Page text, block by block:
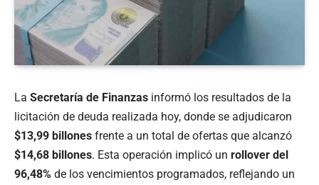
La Secretaría de Finanzas informó los resultados de la
licitación de deuda realizada hoy, donde se adjudicaron
$13,99 billones frente a un total de ofertas que alcanzó
$14,68 billones. Esta operación implicó un rollover del
96,48% de los vencimientos programados, reflejando un